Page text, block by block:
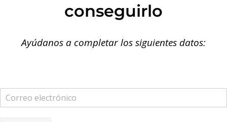
conseguirlo
Ayúdanos a completar los siguientes datos: